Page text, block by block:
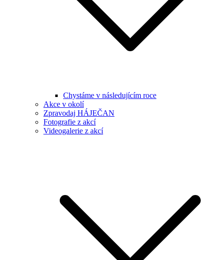
Chystáme v následujícím roce
Akce v okolí
Zpravodaj HÁJEČAN
Fotografie z akcí
Videogalerie z akcí